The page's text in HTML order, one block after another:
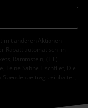
mit anderen Aktionen
Rabatt automatisch im
Rammstein, (Till)
Feine Sahne Fischfilet, Die
Spendenbeitrag beinhalten,